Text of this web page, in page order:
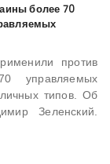
более 70
против
управляемых
типов. Об
Зеленский.